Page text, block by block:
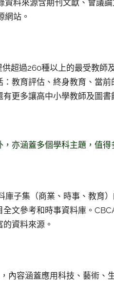
資料來源含期刊文獻、會議
網站。
超過260種以上的最受教師
教育評估、終身教育、當
更多讓高中小學教師及圖書
亦涵蓋多個學科主題，值得
子集（商業、時事、教育
文參考和時事資料庫。
資料來源。
內容涵蓋應用科技、藝術